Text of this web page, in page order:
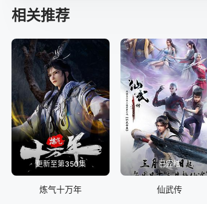
相关推荐
更新至第350集
炼气十万年
已完结
仙武传